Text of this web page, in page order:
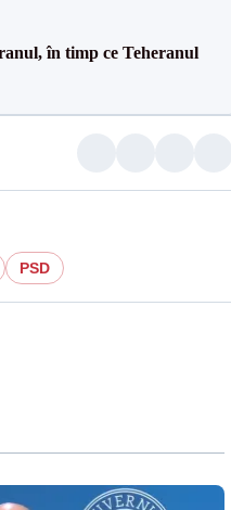
în timp ce Teheranul
PSD